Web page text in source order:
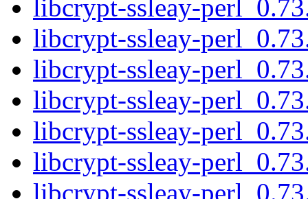
libcrypt-ssleay-
libcrypt-ssleay-
libcrypt-ssleay-
libcrypt-ssleay-
libcrypt-ssleay-
libcrypt-ssleay-
libcrypt-ssleay-